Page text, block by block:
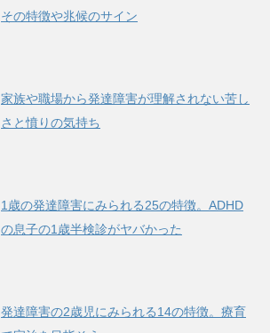
その特徴や兆候のサイン
家族や職場から発達障害が理解されない苦し
さと憤りの気持ち
1歳の発達障害にみられる25の特徴。ADHD
の息子の1歳半検診がヤバかった
発達障害の2歳児にみられる14の特徴。療育